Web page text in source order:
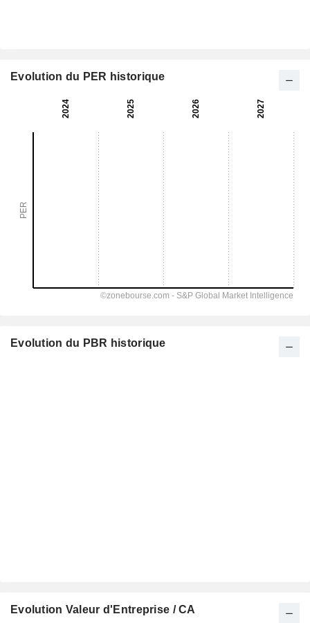
Evolution du PER historique
Evolution du PBR historique
Evolution Valeur d'Entreprise / CA